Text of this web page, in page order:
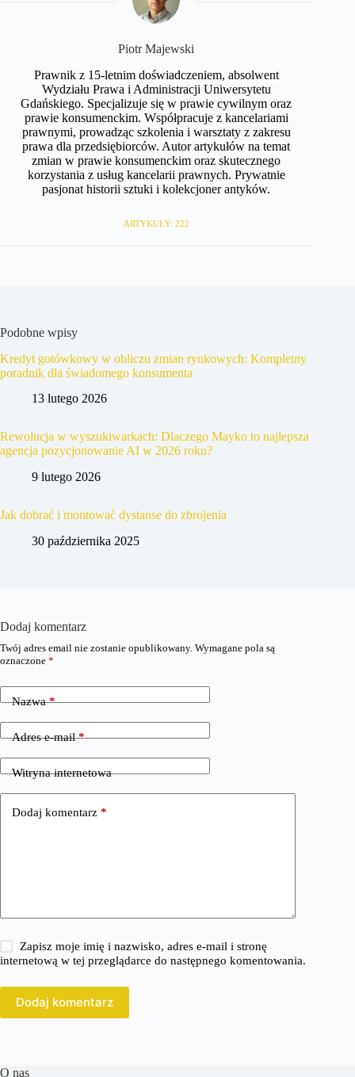
​Piotr Majewski
Prawnik z 15-letnim doświadczeniem, absolwent
Wydziału Prawa i Administracji Uniwersytetu
Gdańskiego. Specjalizuje się w prawie cywilnym oraz
prawie konsumenckim. Współpracuje z kancelariami
prawnymi, prowadząc szkolenia i warsztaty z zakresu
prawa dla przedsiębiorców. Autor artykułów na temat
zmian w prawie konsumenckim oraz skutecznego
korzystania z usług kancelarii prawnych. Prywatnie
pasjonat historii sztuki i kolekcjoner antyków.
ARTYKUŁY: 222
Podobne wpisy
Kredyt gotówkowy w obliczu zmian rynkowych: Kompletny
poradnik dla świadomego konsumenta
13 lutego 2026
Rewolucja w wyszukiwarkach: Dlaczego Mayko to najlepsza
agencja pozycjonowanie AI w 2026 roku?
9 lutego 2026
Jak dobrać i montować dystanse do zbrojenia
30 października 2025
Dodaj komentarz
Twój adres email nie zostanie opublikowany. Wymagane pola są
oznaczone *
Nazwa*
Adres e-mail*
Witryna internetowa
Dodaj komentarz *
Zapisz moje imię i nazwisko, adres e-mail i stronę
internetową w tej przeglądarce do następnego komentowania.
Dodaj komentarz
O nas